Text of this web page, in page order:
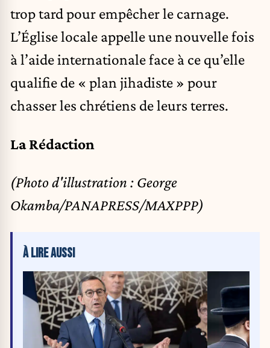
trop tard pour empêcher le carnage.
L’Église locale appelle une nouvelle fois
à l’aide internationale face à ce qu’elle
qualifie de « plan jihadiste » pour
chasser les chrétiens de leurs terres.
La Rédaction
(Photo d'illustration : George
Okamba/PANAPRESS/MAXPPP)
À LIRE AUSSI